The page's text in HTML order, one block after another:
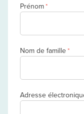
Prénom*
Nom de famille*
Adresse